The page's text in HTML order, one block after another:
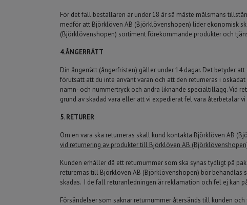
För det fall beställaren är under 18 år så måste målsmans
medför att Björklöven AB (Björklövenshopen) lider ekonomisk
(Björklövenshopen) sortiment förekommande produkter och
4. ÅNGERRÄTT
Din ångerrätt (ångerfristen) gäller under 14 dagar. Det betyder
förutsatt att du inte använt varan och att den returneras i
namn- och nummertryck och andra liknande specialtillägg. Vid
grund av skadad vara eller att vi expedierat fel vara återbetalar
5. RETURER
Om en vara ska returneras skall kund kontakta Björklöven AB
vid returnering av produkter till Björklöven AB
Kunden erhåller då ett returnummer som ska synas tydligt på
returernas till Björklöven AB (Björklövenshopen) bör behandlas
skadas. I de fall returanledningen är reklamation och fel ej kan
Försändelser som saknar returnummer återsänds till kunden